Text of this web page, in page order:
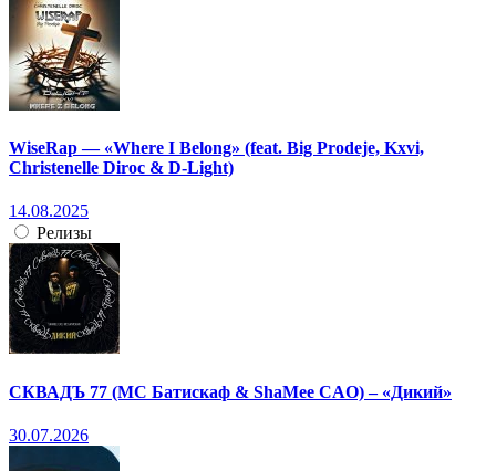
WiseRap — «Where I Belong» (feat. Big Prodeje, Kxvi,
Christenelle Diroc & D-Light)
14.08.2025
Релизы
СКВАДЪ 77 (МС Батискаф & ShaMee CAO) – «Дикий»
30.07.2026